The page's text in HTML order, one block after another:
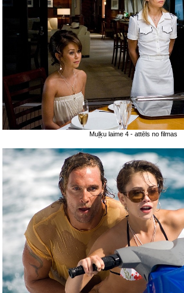
Muļķu laime 4 - attēls no filmas